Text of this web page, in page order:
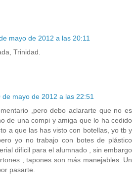
mayo de 2012 a las 20:11
Trinidad.
de mayo de 2012 a las 22:51
,pero debo aclararte que no es
de una compi y amiga que lo ha cedido
a que las has visto con botellas, yo tb y
yo no trabajo con botes de plástico
dificil para el alumnado , sin embargo
, tapones son más manejables. Un
pasarte.